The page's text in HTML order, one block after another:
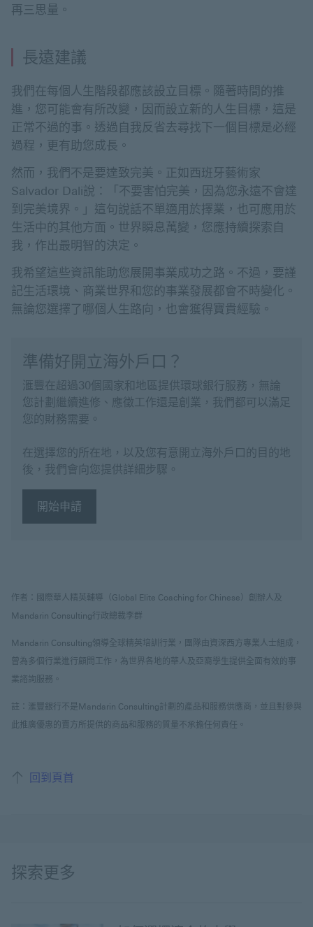
再三思量。
長遠建議
我們在每個人生階段都應該設立目標。隨著時間的推
進，您可能會有所改變，因而設立新的人生目標，這是
正常不過的事。透過自我反省去尋找下一個目標是必經
過程，更有助您成長。
然而，我們不是要達致完美。正如西班牙藝術家
Salvador Dali說：「不要害怕完美，因為您永遠不會達
到完美境界。」這句說話不單適用於擇業，也可應用於
生活中的其他方面。世界瞬息萬變，您應持續探索自
我，作出最明智的決定。
我希望這些資訊能助您展開事業成功之路。不過，要謹
記生活環境、商業世界和您的事業發展都會不時變化。
無論您選擇了哪個人生路向，也會獲得寶貴經驗。
準備好開立海外戶口？
滙豐在超過30個國家和地區提供環球銀行服務，無論
您計劃繼續進修、應徵工作還是創業，我們都可以滿足
您的財務需要。
在選擇您的所在地，以及您有意開立海外戶口的目的地
後，我們會向您提供詳細步驟。
開始申請
作者：國際華人精英輔導（Global Elite Coaching for Chinese）創辦人及
Mandarin Consulting行政總裁李群
Mandarin Consulting領導全球精英培訓行業，團隊由資深西方專業人士組成，
曾為多個行業進行顧問工作，為世界各地的華人及亞裔學生提供全面有效的事
業諮詢服務。
註：滙豐銀行不是Mandarin Consulting計劃的產品和服務供應商，並且對參與
此推廣優惠的賣方所提供的商品和服務的質量不承擔任何責任。
回到頁首
探索更多